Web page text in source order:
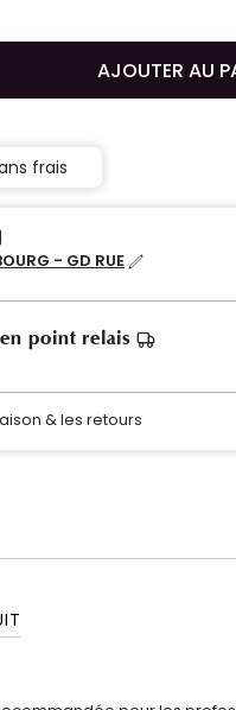
AJOUTER AU
frais
- GD RUE
point relais
& les retours